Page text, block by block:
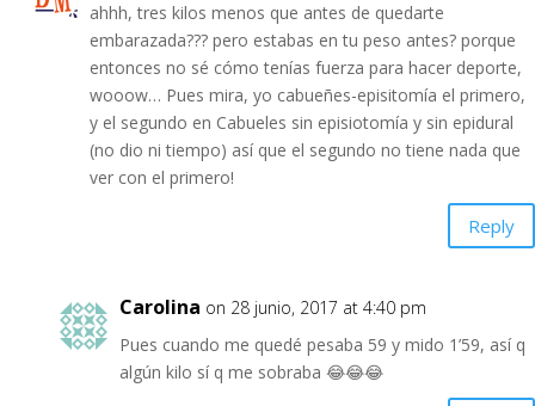
ahhh, tres kilos menos que antes de quedarte
embarazada??? pero estabas en tu peso antes? porque
entonces no sé cómo tenías fuerza para hacer deporte,
wooow… Pues mira, yo cabueñes-episitomía el primero,
y el segundo en Cabueles sin episiotomía y sin epidural
(no dio ni tiempo) así que el segundo no tiene nada que
ver con el primero!
Reply
Carolina on 28 junio, 2017 at 4:40 pm
Pues cuando me quedé pesaba 59 y mido 1’59, así q
algún kilo sí q me sobraba 😂😂😂